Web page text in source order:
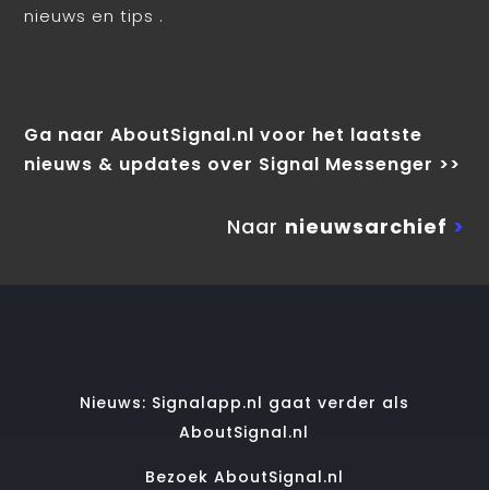
nieuws en tips .
Ga naar AboutSignal.nl voor het laatste
nieuws & updates over Signal Messenger >>
Naar nieuwsarchief >
Nieuws: Signalapp.nl gaat verder als
AboutSignal.nl
Bezoek AboutSignal.nl